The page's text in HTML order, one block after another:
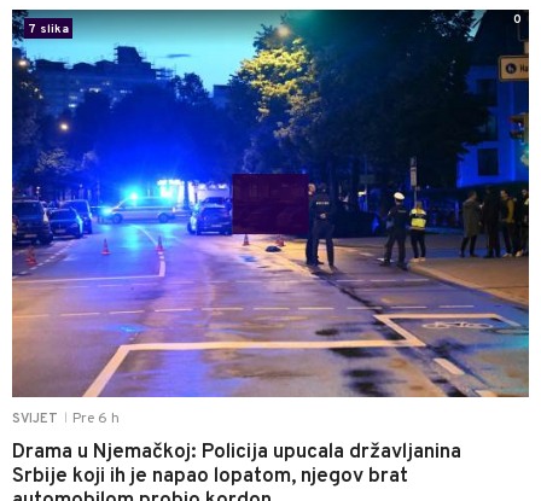
SVIJET Pre 6 h
Drama u Njemačkoj: Policija upucala državljanina
Srbije koji ih je napao lopatom, njegov brat
7 slika
0